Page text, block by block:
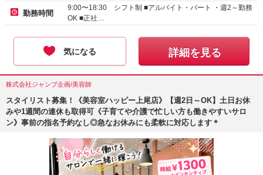
勤務時間
9:00〜18:30 シフト制 ■アルバイト・パート ・週2～勤務
OK ■正社…
気になる 詳細を見る
株式会社ジャンプ企画/美容師
スタイリスト募集！《美容室ハッピー上尾店》【週2日～OK】土日お休
みや1週間の連休も取得可《子育てや介護で忙しい方も働きやすいサロ
ン》事前の指名予約なし◎急なお休みにも柔軟に対応します＊